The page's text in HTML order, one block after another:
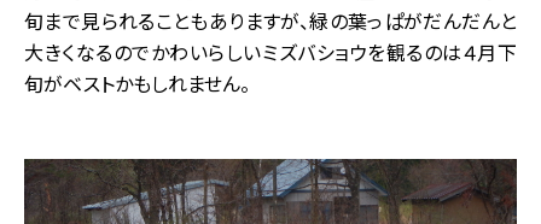
旬まで見られることもありますが、緑の葉っぱがだんだんと
大きくなるのでかわいらしいミズバショウを観るのは４月下
旬がベストかもしれません。